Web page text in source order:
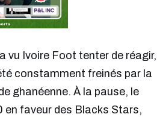
vu Ivoire Foot tenter de réagir,
constamment freinés par la
ghanéenne. À la pause, le
faveur des Blacks Stars,